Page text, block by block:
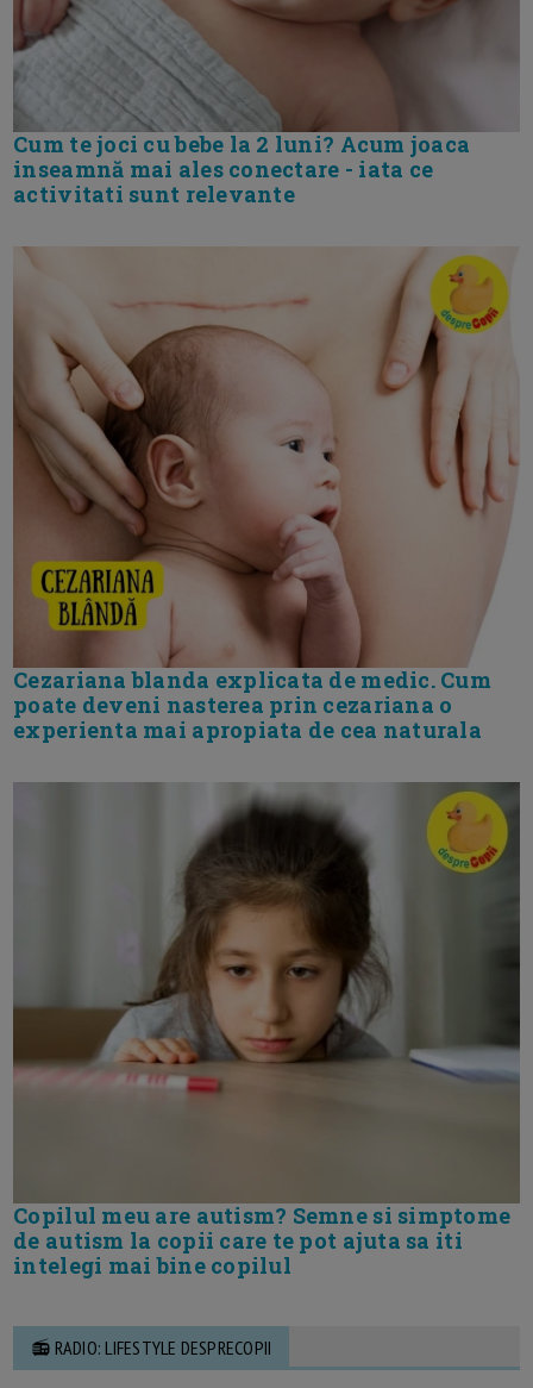
Cum te joci cu bebe la 2 luni? Acum joaca
inseamnă mai ales conectare - iata ce
activitati sunt relevante
Cezariana blanda explicata de medic. Cum
poate deveni nasterea prin cezariana o
experienta mai apropiata de cea naturala
Copilul meu are autism? Semne si simptome
de autism la copii care te pot ajuta sa iti
intelegi mai bine copilul
📻 RADIO: LIFESTYLE DESPRECOPII